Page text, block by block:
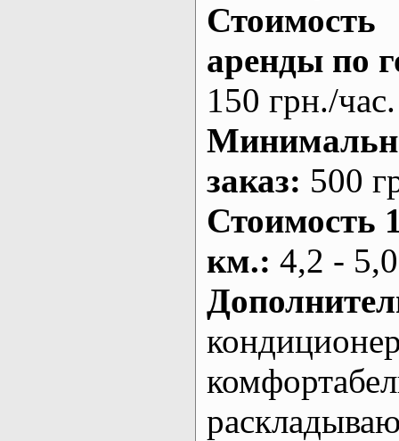
Стоимость
аренды по
150 грн./час.
заказ: 500
Стоимость
км.: 4,2 -